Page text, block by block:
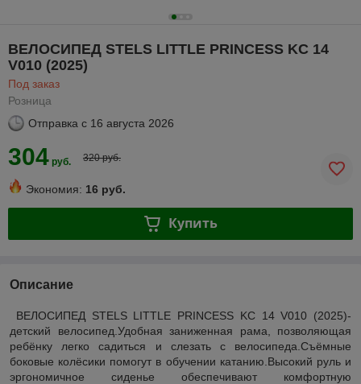
ВЕЛОСИПЕД STELS LITTLE PRINCESS KC 14
V010 (2025)
Под заказ
Розница
Отправка с 16 августа 2026
304 руб. 320 руб.
Экономия: 16 руб.
Купить
Описание
ВЕЛОСИПЕД STELS LITTLE PRINCESS KC 14 V010 (2025)-
детский велосипед.Удобная заниженная рама, позволяющая
ребёнку легко садиться и слезать с велосипеда.Съёмные
боковые колёсики помогут в обучении катанию.Высокий руль и
эргономичное сиденье обеспечивают комфортную